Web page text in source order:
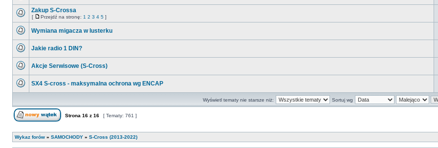
ma
nieprzeczytanych
postów
Nie
nieprzeczytanych
Zakup S-Crossa
[
Przejdź
stronę
Przejdź na stronę: 1 2 3 4 5 ]
nieprzeczytanych
Wymiana migacza w lusterku
nieprzeczytanych
Jakie radio 1 DIN?
nieprzeczytanych
Akcje Serwisowe (S-Cross)
postów
SX4 S-cross - maksymalna ochrona wg ENCAP
Wyświetl tematy nie starsze niż: Sortuj wg
Strona 16 z 16 [ Tematy: 761 ]
Wykaz forów » SAMOCHODY » S-Cross (2013-2022)